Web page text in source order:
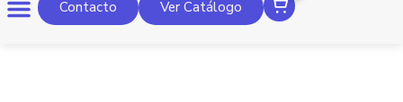
Contacto Ver Catálogo